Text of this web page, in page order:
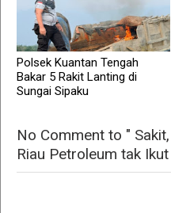
Polsek Kuantan Tengah
Bakar 5 Rakit Lanting di
Sungai Sipaku
No Comment to "
Riau Petroleum tak